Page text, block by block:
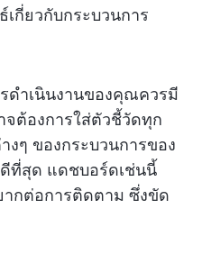
กี่ยวกับกระบวนการ
ดำเนินงานของคุณควรมี
ต้องการใส่ตัวชี้วัดทุก
งๆ ของกระบวนการของ
ที่สุด แดชบอร์ดเช่นนี้
กต่อการติดตาม ซึ่งขัด